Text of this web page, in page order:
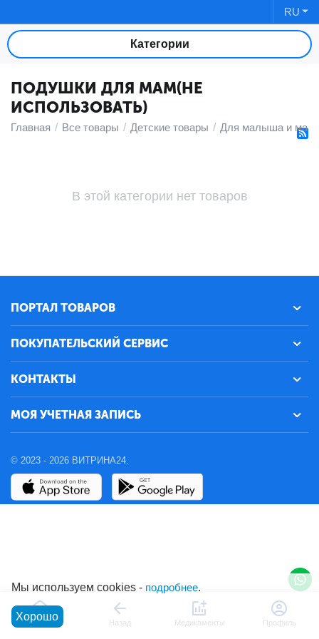
RU
Категории
ПОДУШКИ ДЛЯ МАМ(НЕ
ИСПОЛЬЗОВАТЬ)
Главная / Все товары / Детские товары / Для малыша и
В этой категории нет товаров
ПОРТАЛ ТОВАРОВ
ПОКУПАТЕЛЬСКИЙ СЕРВИС
КОНТАКТЫ
МОЯ УЧЕТНАЯ ЗАПИСЬ
© 2023 - 2026 ВИТРИНА24.
Главная Назад Медикаменты Профиль
Мы используем cookies - подробнее.
Хорошо